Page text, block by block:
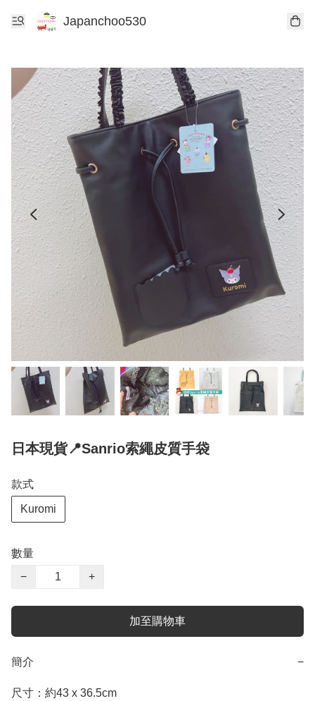
Japanchoo530
日本現貨📍Sanrio索繩皮質手袋
款式
Kuromi
數量
−
+
加至購物車
簡介 −